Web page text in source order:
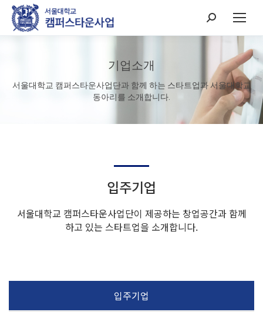
Search:
기업소개
서울대학교 캠퍼스타운사업단과 함께 하는 스타트업과 서울대학교
동아리를 소개합니다.
입주기업
서울대학교 캠퍼스타운사업단이 제공하는 창업공간과 함께
하고 있는 스타트업을 소개합니다.
입주기업